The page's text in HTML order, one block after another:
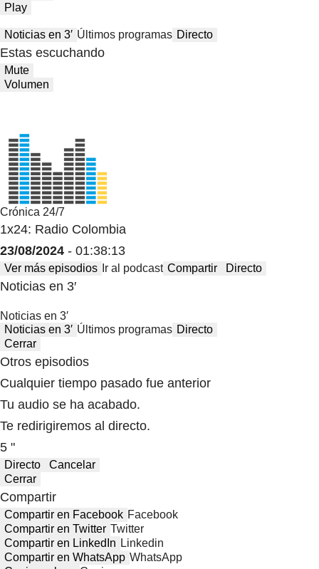
Play
Noticias en 3′ Últimos programas Directo
Estas escuchando
Mute
Volumen
Crónica 24/7
1x24: Radio Colombia
23/08/2024 - 01:38:13
Ver más episodios Ir al podcast Compartir Directo
Noticias en 3′
Noticias en 3′
Noticias en 3′ Últimos programas Directo
Cerrar
Otros episodios
Cualquier tiempo pasado fue anterior
Tu audio se ha acabado.
Te redirigiremos al directo.
5 "
Directo
Cancelar
Cerrar
Compartir
Compartir en Facebook Facebook
Compartir en Twitter Twitter
Compartir en LinkedIn Linkedin
Compartir en WhatsApp WhatsApp